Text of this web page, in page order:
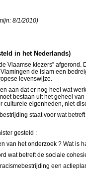
8/1/2010)
in het Nederlands)
Vlaamse kiezers”
de islam een
levenswijze.
aan dat er nog heel wat
bestaan uit het geheel
eigenheden, niet-
staat voor wat
gesteld :
van het onderzoek ? Wat is
wat betreft de sociale
een